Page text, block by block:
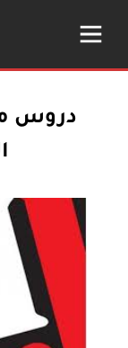
دروس